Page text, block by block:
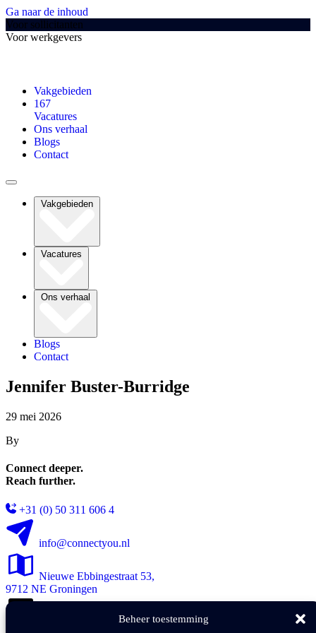
Beheer toestemming
Ga naar de inhoud
Voor sollicitanten
Voor werkgevers
Vakgebieden
167
Vacatures
Ons verhaal
Blogs
Contact
Vakgebieden
Vacatures
Ons verhaal
Blogs
Contact
Jennifer Buster-Burridge
29 mei 2026
By
Connect deeper.
Reach further.
+31 (0) 50 311 606 4
info@connectyou.nl
Nieuwe Ebbingestraat 53,
9712 NE Groningen